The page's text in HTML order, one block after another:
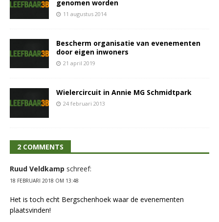
genomen worden
11 augustus 2014
Bescherm organisatie van evenementen
door eigen inwoners
21 april 2019
Wielercircuit in Annie MG Schmidtpark
24 februari 2013
2 COMMENTS
Ruud Veldkamp schreef:
18 FEBRUARI 2018 OM 13:48
Het is toch echt Bergschenhoek waar de evenementen
plaatsvinden!